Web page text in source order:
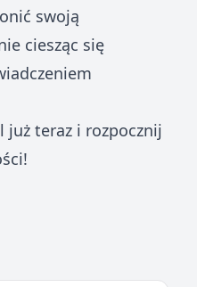
swoją
ciesząc się
już teraz i rozpocznij